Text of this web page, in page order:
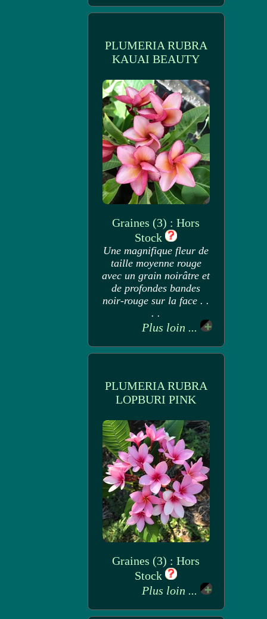
PLUMERIA RUBRA
KAUAI BEAUTY
Graines (3) : Hors
Stock
Une magnifique fleur de
taille moyenne rouge
avec un grain noirâtre et
de profondes bandes
noir-rouge sur la face . .
. .
Plus loin ...
PLUMERIA RUBRA
LOPBURI PINK
Graines (3) : Hors
Stock
Plus loin ...